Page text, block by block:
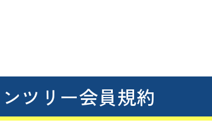
ツリー会員規約